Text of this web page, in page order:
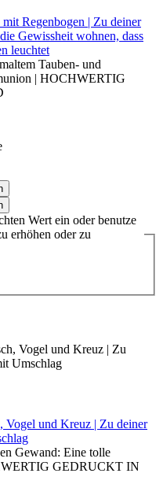
Regenbogen | Zu deiner
Gewissheit wohnen, dass
leuchtet
Tauben- und
| HOCHWERTIG
Wert ein oder benutze
erhöhen oder zu
Vogel und Kreuz | Zu deiner
Gewand: Eine tolle
GEDRUCKT IN